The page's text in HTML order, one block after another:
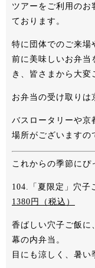
ツアーをご利用のお
ております。
特に団体でのご来場
前に美味しいお弁当
き、皆さまから大変
お弁当の受け取りは
バスロータリーや京
場所がございますの
これからの季節にぴ
104.「夏限定」穴子
1380 円（税込）
香ばしい穴子ご飯に
幕の内弁当。
目にも涼しく、暑い